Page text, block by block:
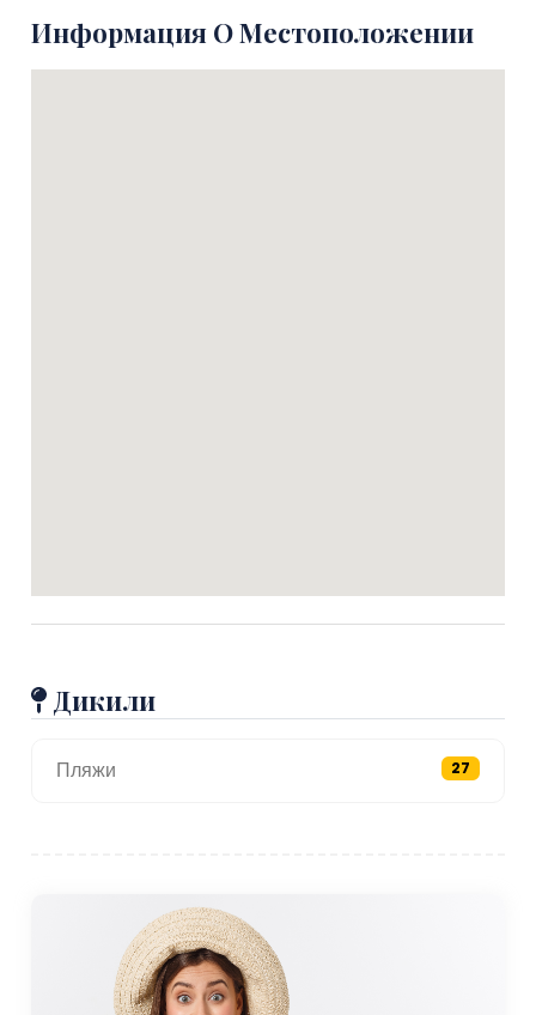
Информация О Местоположении
Дикили
Пляжи 27